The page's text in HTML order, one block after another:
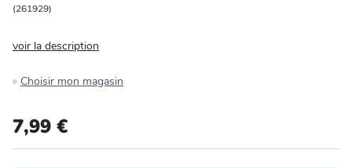
Bricolage et auto
Jardin et plein air
(261929)
voir la description
Choisir mon magasin
7,99 €